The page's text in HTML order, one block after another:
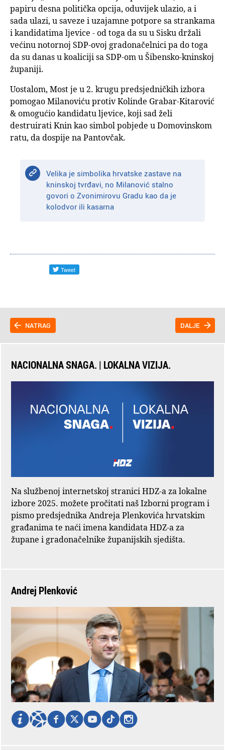
papiru desna politička opcija, oduvijek ulazio, a i
sada ulazi, u saveze i uzajamne potpore sa strankama
i kandidatima ljevice - od toga da su u Sisku držali
većinu notornoj SDP-ovoj gradonačelnici pa do toga
da su danas u koaliciji sa SDP-om u Šibensko-kninskoj
županiji.
Uostalom, Most je u 2. krugu predsjedničkih izbora
pomogao Milanoviću protiv Kolinde Grabar-Kitarović
& omogućio kandidatu ljevice, koji sad želi
destruirati Knin kao simbol pobjede u Domovinskom
ratu, da dospije na Pantovčak.
Velika je simbolika hrvatske zastave na
kninskoj tvrđavi, no Milanović stalno
govori o Zvonimirovu Gradu kao da je
kolodvor ili kasarna
NATRAG DALJE
NACIONALNA SNAGA. | LOKALNA VIZIJA.
Na službenoj internetskoj stranici HDZ-a za lokalne
izbore 2025. možete pročitati naš Izborni program i
pismo predsjednika Andreja Plenkovića hrvatskim
građanima te naći imena kandidata HDZ-a za
župane i gradonačelnike županijskih sjedišta.
Andrej Plenković